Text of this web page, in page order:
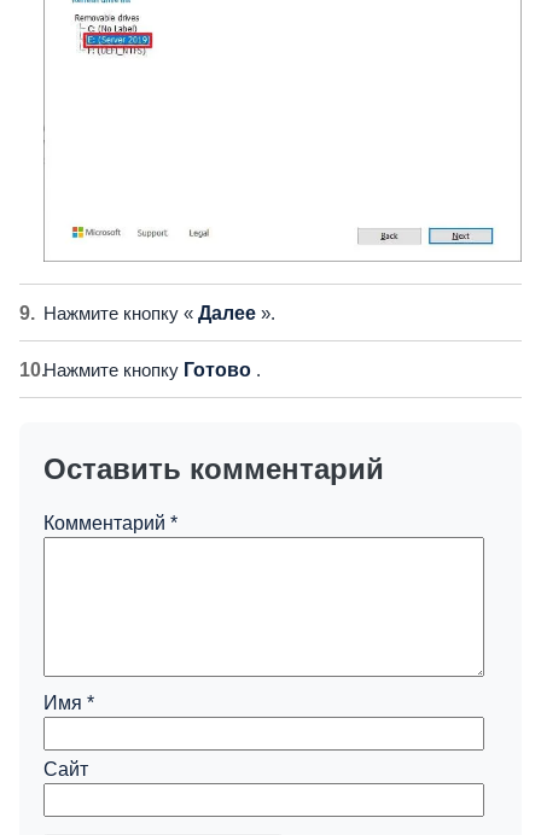
Нажмите кнопку « Далее ».
Нажмите кнопку Готово .
Оставить комментарий
Комментарий *
Имя *
Сайт